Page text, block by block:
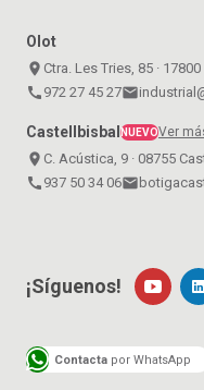
Olot
place Ctra. Les Tries, 85 ·
call 972 27 45 27email
CastellbisbalNUEVOVer
place C. Acústica, 9 · 08755
call 937 50 34 06email
¡Síguenos!
Contacta por WhatsApp